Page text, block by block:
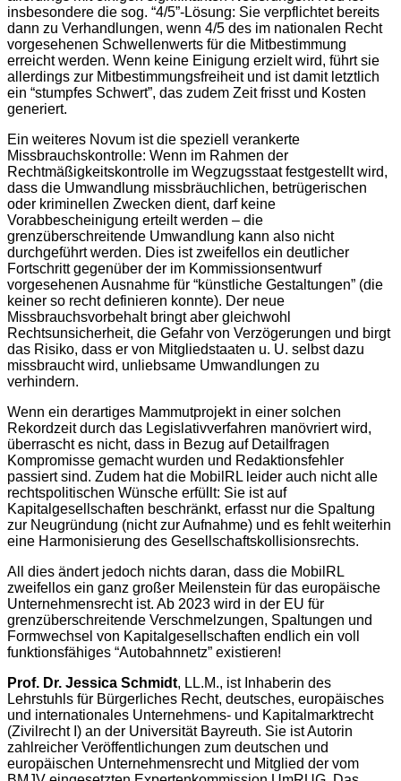
insbesondere die sog. “4/5”-Lösung: Sie verpflichtet bereits
dann zu Verhandlungen, wenn 4/5 des im nationalen Recht
vorgesehenen Schwellenwerts für die Mitbestimmung
erreicht werden. Wenn keine Einigung erzielt wird, führt sie
allerdings zur Mitbestimmungsfreiheit und ist damit letztlich
ein “stumpfes Schwert”, das zudem Zeit frisst und Kosten
generiert.
Ein weiteres Novum ist die speziell verankerte
Missbrauchskontrolle: Wenn im Rahmen der
Rechtmäßigkeitskontrolle im Wegzugsstaat festgestellt wird,
dass die Umwandlung missbräuchlichen, betrügerischen
oder kriminellen Zwecken dient, darf keine
Vorabbescheinigung erteilt werden – die
grenzüberschreitende Umwandlung kann also nicht
durchgeführt werden. Dies ist zweifellos ein deutlicher
Fortschritt gegenüber der im Kommissionsentwurf
vorgesehenen Ausnahme für “künstliche Gestaltungen” (die
keiner so recht definieren konnte). Der neue
Missbrauchsvorbehalt bringt aber gleichwohl
Rechtsunsicherheit, die Gefahr von Verzögerungen und birgt
das Risiko, dass er von Mitgliedstaaten u. U. selbst dazu
missbraucht wird, unliebsame Umwandlungen zu
verhindern.
Wenn ein derartiges Mammutprojekt in einer solchen
Rekordzeit durch das Legislativverfahren manövriert wird,
überrascht es nicht, dass in Bezug auf Detailfragen
Kompromisse gemacht wurden und Redaktionsfehler
passiert sind. Zudem hat die MobilRL leider auch nicht alle
rechtspolitischen Wünsche erfüllt: Sie ist auf
Kapitalgesellschaften beschränkt, erfasst nur die Spaltung
zur Neugründung (nicht zur Aufnahme) und es fehlt weiterhin
eine Harmonisierung des Gesellschaftskollisionsrechts.
All dies ändert jedoch nichts daran, dass die MobilRL
zweifellos ein ganz großer Meilenstein für das europäische
Unternehmensrecht ist. Ab 2023 wird in der EU für
grenzüberschreitende Verschmelzungen, Spaltungen und
Formwechsel von Kapitalgesellschaften endlich ein voll
funktionsfähiges “Autobahnnetz” existieren!
Prof. Dr. Jessica Schmidt, LL.M., ist Inhaberin des
Lehrstuhls für Bürgerliches Recht, deutsches, europäisches
und internationales Unternehmens- und Kapitalmarktrecht
(Zivilrecht I) an der Universität Bayreuth. Sie ist Autorin
zahlreicher Veröffentlichungen zum deutschen und
europäischen Unternehmensrecht und Mitglied der vom